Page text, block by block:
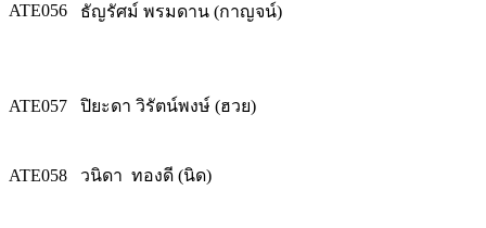
ATE056 ธัญรัศม์ พรมดาน (กาญจน์)
ATE057 ปิยะดา วิรัตน์พงษ์ (ฮวย)
ATE058 วนิดา ทองดี (นิด)